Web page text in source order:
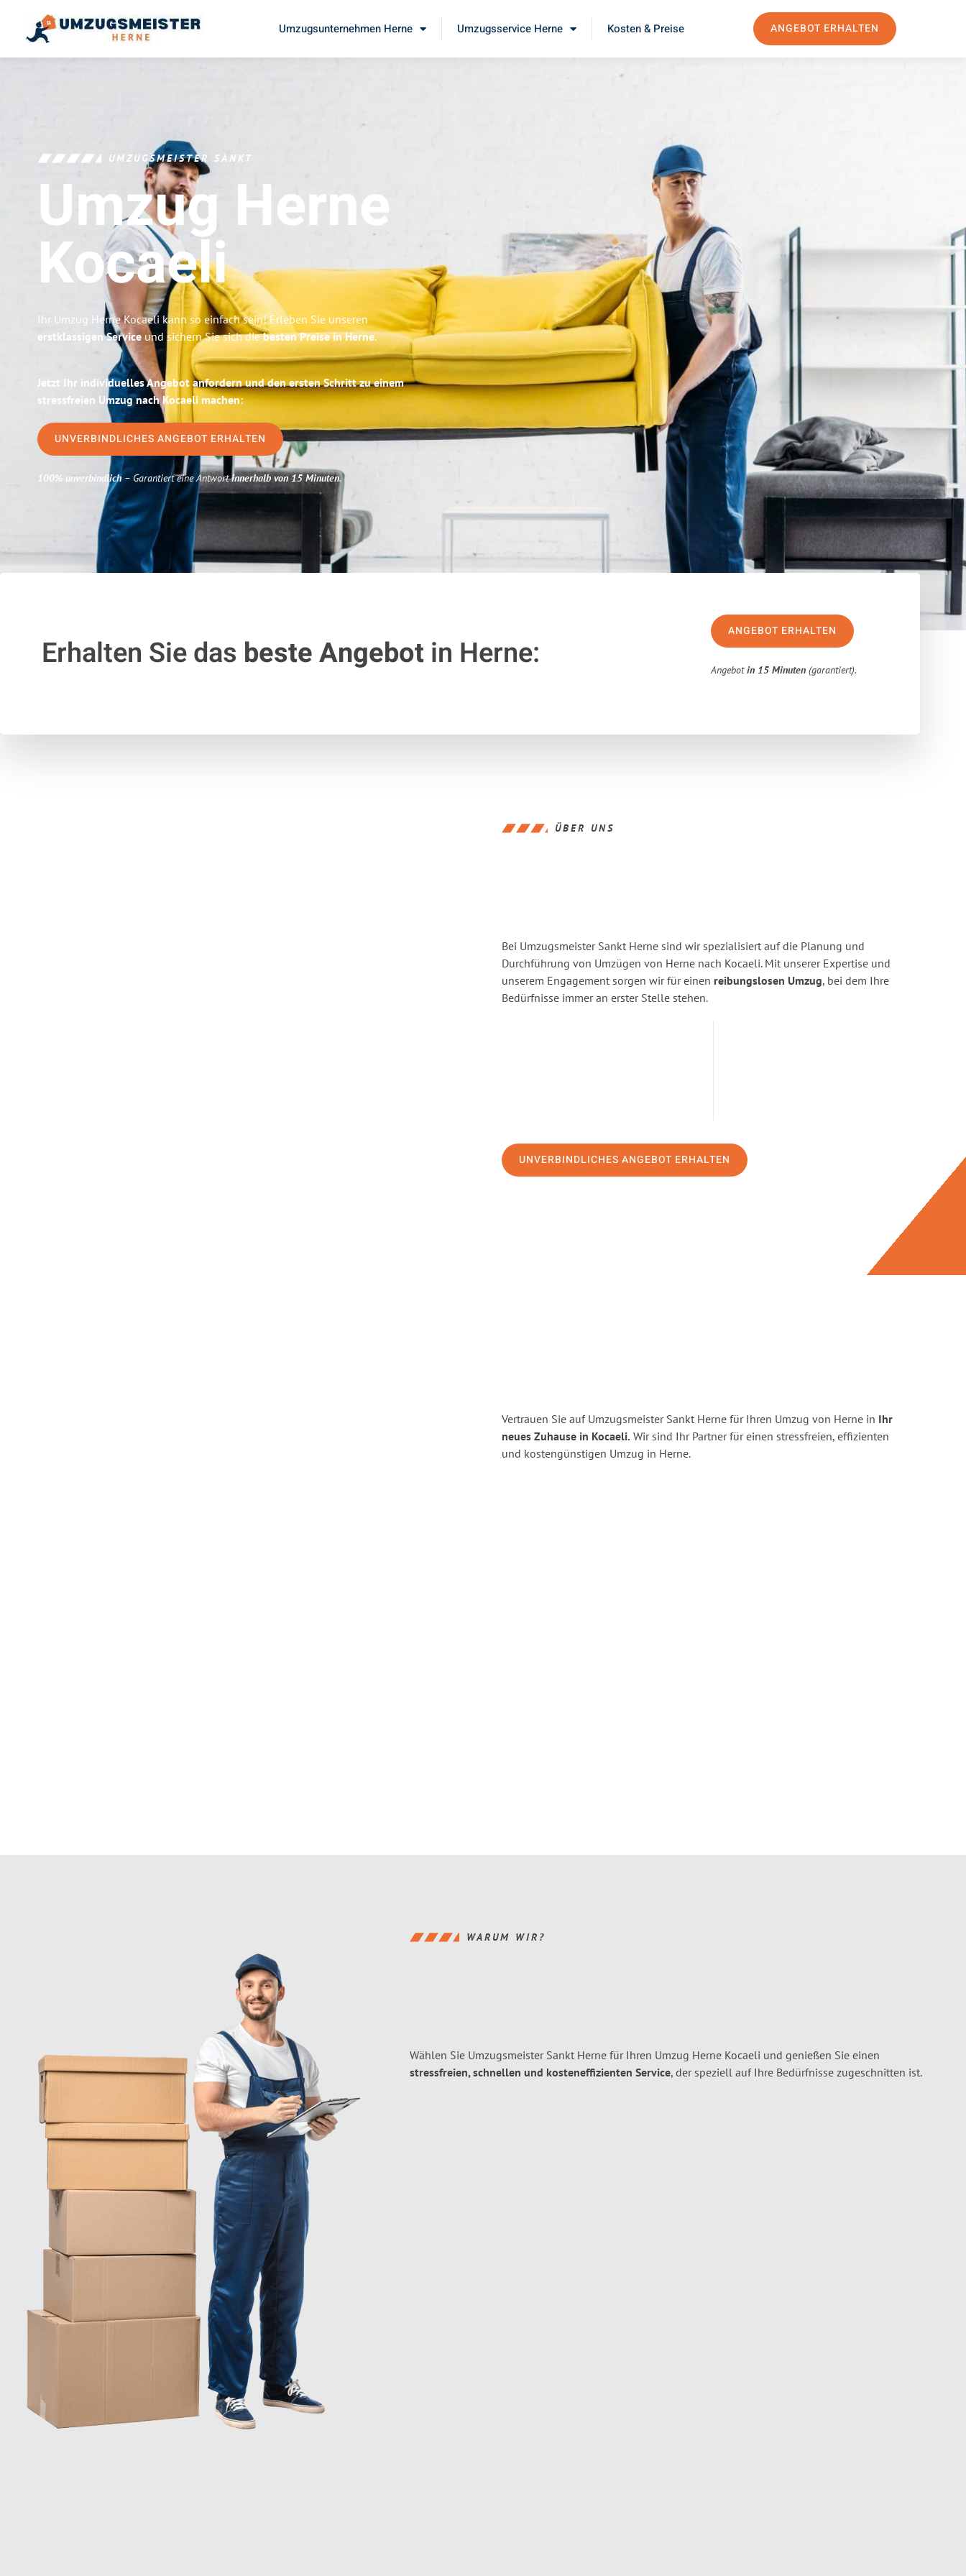
Umzugsunternehmen Herne Umzugsservice Herne Kosten & Preise ANGEBOT ERHALTEN
UMZUGSMEISTER SANKT
Umzug Herne
Kocaeli
Ihr Umzug Herne Kocaeli kann so einfach sein! Erleben Sie unseren
erstklassigen Service und sichern Sie sich diebesten Preise in Herne.
Jetzt Ihr individuelles Angebot anfordern und den ersten Schritt zu einem
stressfreien Umzug nach Kocaeli machen:
UNVERBINDLICHES ANGEBOT ERHALTEN
100% unverbindlich– Garantiert eine Antwortinnerhalb von 15 Minuten.
Erhalten Sie das beste Angebotin Herne:
ANGEBOT ERHALTEN
Angebotin 15 Minuten (garantiert).
ÜBER UNS
Bei Umzugsmeister Sankt Herne sind wir spezialisiert auf die Planung und
Durchführung von Umzügen von Herne nach Kocaeli. Mit unserer Expertise und
unserem Engagement sorgen wir für einen reibungslosen Umzug, bei dem Ihre
Bedürfnisse immer an erster Stelle stehen.
UNVERBINDLICHES ANGEBOT ERHALTEN
Vertrauen Sie auf Umzugsmeister Sankt Herne für Ihren Umzug von Herne in Ihr
neues Zuhause in Kocaeli. Wir sind Ihr Partner für einen stressfreien, effizienten
und kostengünstigen Umzug in Herne.
WARUM WIR?
Wählen Sie Umzugsmeister Sankt Herne für Ihren Umzug Herne Kocaeli und genießen Sie einen
stressfreien, schnellen und kosteneffizienten Service, der speziell auf Ihre Bedürfnisse zugeschnitten ist.